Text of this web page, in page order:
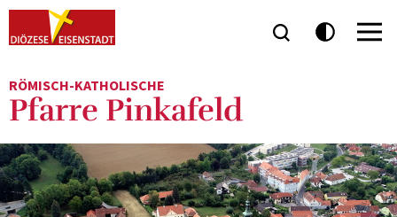
RÖMISCH-KATHOLISCHE
Pfarre Pinkafeld